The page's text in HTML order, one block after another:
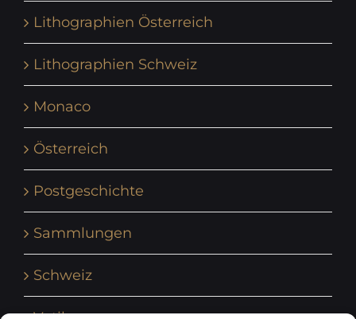
Lithographien Österreich
Lithographien Schweiz
Monaco
Österreich
Postgeschichte
Sammlungen
Schweiz